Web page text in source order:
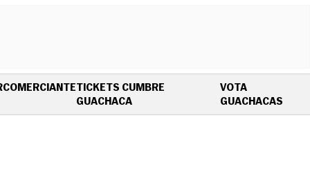
COMERCIANTETICKETS CUMBRE
GUACHACAOPENS IN NEW WINDOW
VOTA
GUACHACAS